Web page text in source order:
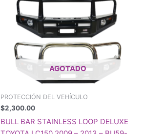
AGOTADO
PROTECCIÓN DEL VEHÍCULO
$2,300.00
BULL BAR STAINLESS LOOP DELUXE